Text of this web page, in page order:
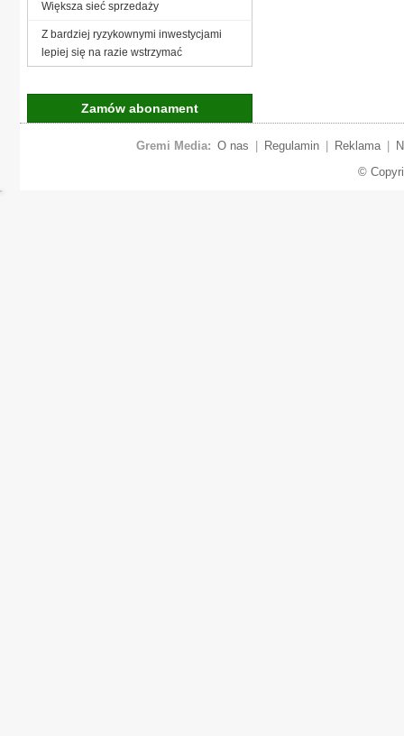
Większa sieć sprzedaży
Z bardziej ryzykownymi inwestycjami
lepiej się na razie wstrzymać
Zamów abonament
Gremi Media: O nas Regulamin Reklama
©